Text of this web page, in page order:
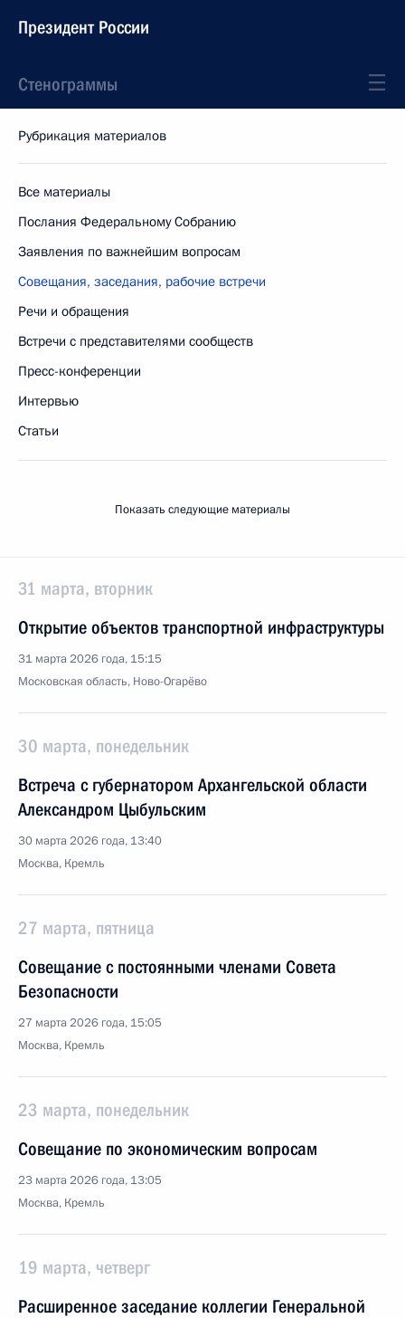
Президент России
Стенограммы
Рубрикация материалов
Все материалы
Послания Федеральному Собранию
Заявления по важнейшим вопросам
Совещания, заседания, рабочие встречи
Речи и обращения
Встречи с представителями сообществ
Пресс-конференции
Интервью
Статьи
Показать следующие материалы
31 марта, вторник
Открытие объектов транспортной инфраструктуры
31 марта 2026 года, 15:15
Московская область, Ново-Огарёво
30 марта, понедельник
Встреча с губернатором Архангельской области
Александром Цыбульским
30 марта 2026 года, 13:40
Москва, Кремль
27 марта, пятница
Совещание с постоянными членами Совета
Безопасности
27 марта 2026 года, 15:05
Москва, Кремль
23 марта, понедельник
Совещание по экономическим вопросам
23 марта 2026 года, 13:05
Москва, Кремль
19 марта, четверг
Расширенное заседание коллегии Генеральной